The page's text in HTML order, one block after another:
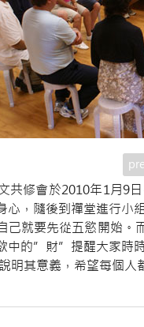
共修會於2010年1月9
心，隨後到禪堂進行小
己就要先從五慾開始。
中的”財”提醒大家時
明其意義，希望每個人